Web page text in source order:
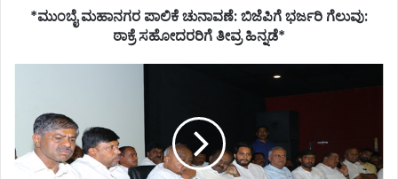
ತೀವ್ರ*ಮುಂಬೈ ಮಹಾನಗರ ಪಾಲಿಕೆ ಚುನಾವಣೆ: ಬಿಜೆಪಿಗೆ ಭರ್ಜರಿ ಗೆಲುವು:
ಠಾಕ್ರೆ ಸಹೋದರರಿಗೆ ತೀವ್ರ ಹಿನ್ನಡೆ*
ಎಲೆಕ್ಷನ್;
ಮೈತ್ರಿ
ಬಗ್ಗೆ
ಗೊಂದಲವೇ